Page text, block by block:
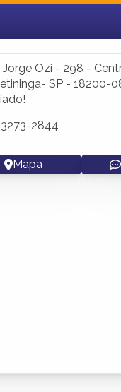
login
conta
Jorge Ozi - 298 -
SP - 18200-
3273-2844
Mapa